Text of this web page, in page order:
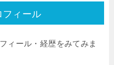
フィール
ィール・経歴をみてみま